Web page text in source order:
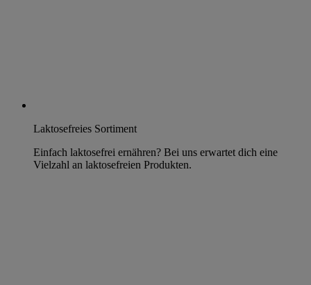
Laktosefreies Sortiment
Einfach laktosefrei ernähren? Bei uns erwartet dich eine
Vielzahl an laktosefreien Produkten.